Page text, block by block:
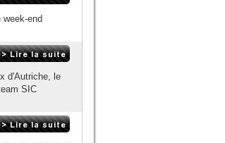
end
d'Autriche, le
SIC